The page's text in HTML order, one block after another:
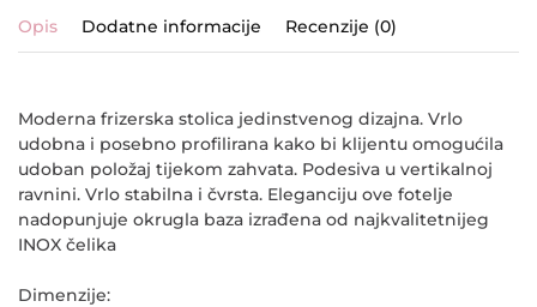
Opis Dodatne informacije Recenzije (0)
Moderna frizerska stolica jedinstvenog dizajna. Vrlo
udobna i posebno profilirana kako bi klijentu omogućila
udoban položaj tijekom zahvata. Podesiva u vertikalnoj
ravnini. Vrlo stabilna i čvrsta. Eleganciju ove fotelje
nadopunjuje okrugla baza izrađena od najkvalitetnijeg
INOX čelika
Dimenzije: